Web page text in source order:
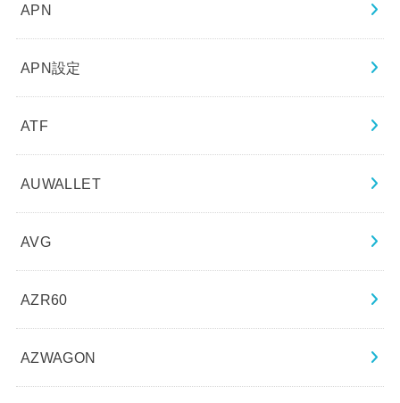
APN
APN設定
ATF
AUWALLET
AVG
AZR60
AZWAGON